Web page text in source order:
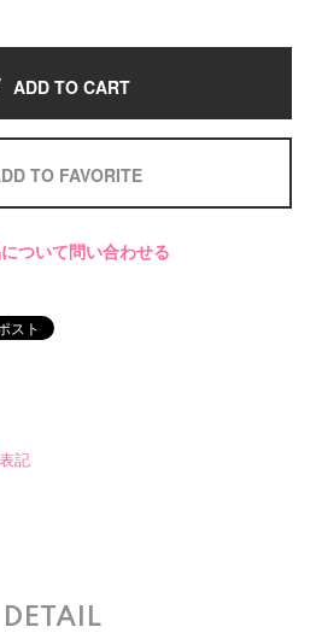
ADD TO CART
TO FAVORITE
ついて問い合わせる
記
DETAIL